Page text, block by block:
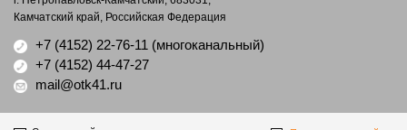
Камчатский край, Российская Федерация
+7 (4152) 22-76-11 (многоканальный)
+7 (4152) 44-47-27
mail@otk41.ru